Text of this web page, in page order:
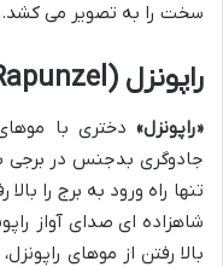
سخت را به تصویر می کشد.
راپونزل (Rapunzel)
«راپونزل» دختری با
جادوگری بدجنس در برجی
تنها راه ورود به برج را
شاهزاده ای صدای آواز
بالا رفتن از موهای